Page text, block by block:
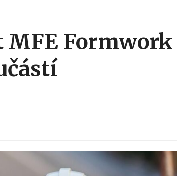
MFE Formwork